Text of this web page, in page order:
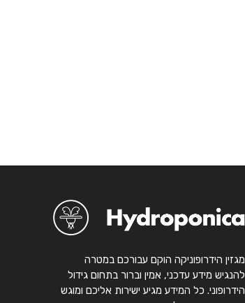
מגזין הידרופוניקה הוקם עבורכם במטרה
להנגיש מידע עדכני, אמין וברור בתחום גידול
הידרופוני. כל המידע מגיע ישירות אליכם ומוגש